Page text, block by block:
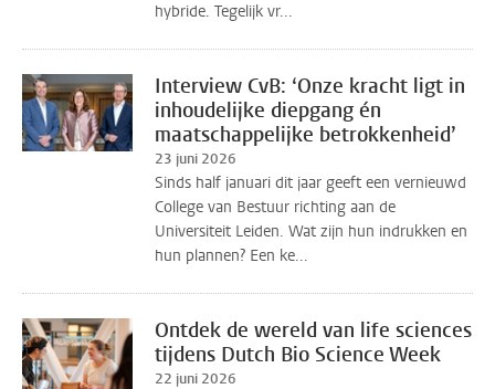
hybride. Tegelijk vr...
Interview CvB: ‘Onze kracht ligt in
inhoudelijke diepgang én
maatschappelijke betrokkenheid’
23 juni 2026
Sinds half januari dit jaar geeft een vernieuwd
College van Bestuur richting aan de
Universiteit Leiden. Wat zijn hun indrukken en
hun plannen? Een ke...
Ontdek de wereld van life sciences
tijdens Dutch Bio Science Week
22 juni 2026